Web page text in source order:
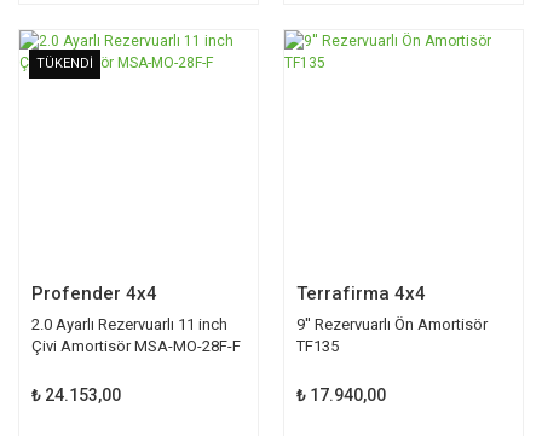
TÜKENDİ
Profender 4x4
2.0 Ayarlı Rezervuarlı 11 inch
Çivi Amortisör MSA-MO-28F-F
₺ 24.153,00
TÜKENDİ
Terrafirma 4x4
9'' Rezervuarlı Ön Amortisör
TF135
₺ 17.940,00